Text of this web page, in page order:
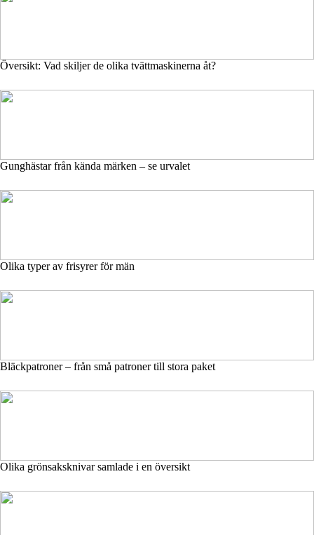
Översikt: Vad skiljer de olika tvättmaskinerna åt?
Gunghästar från kända märken – se urvalet
Olika typer av frisyrer för män
Bläckpatroner – från små patroner till stora paket
Olika grönsaksknivar samlade i en översikt